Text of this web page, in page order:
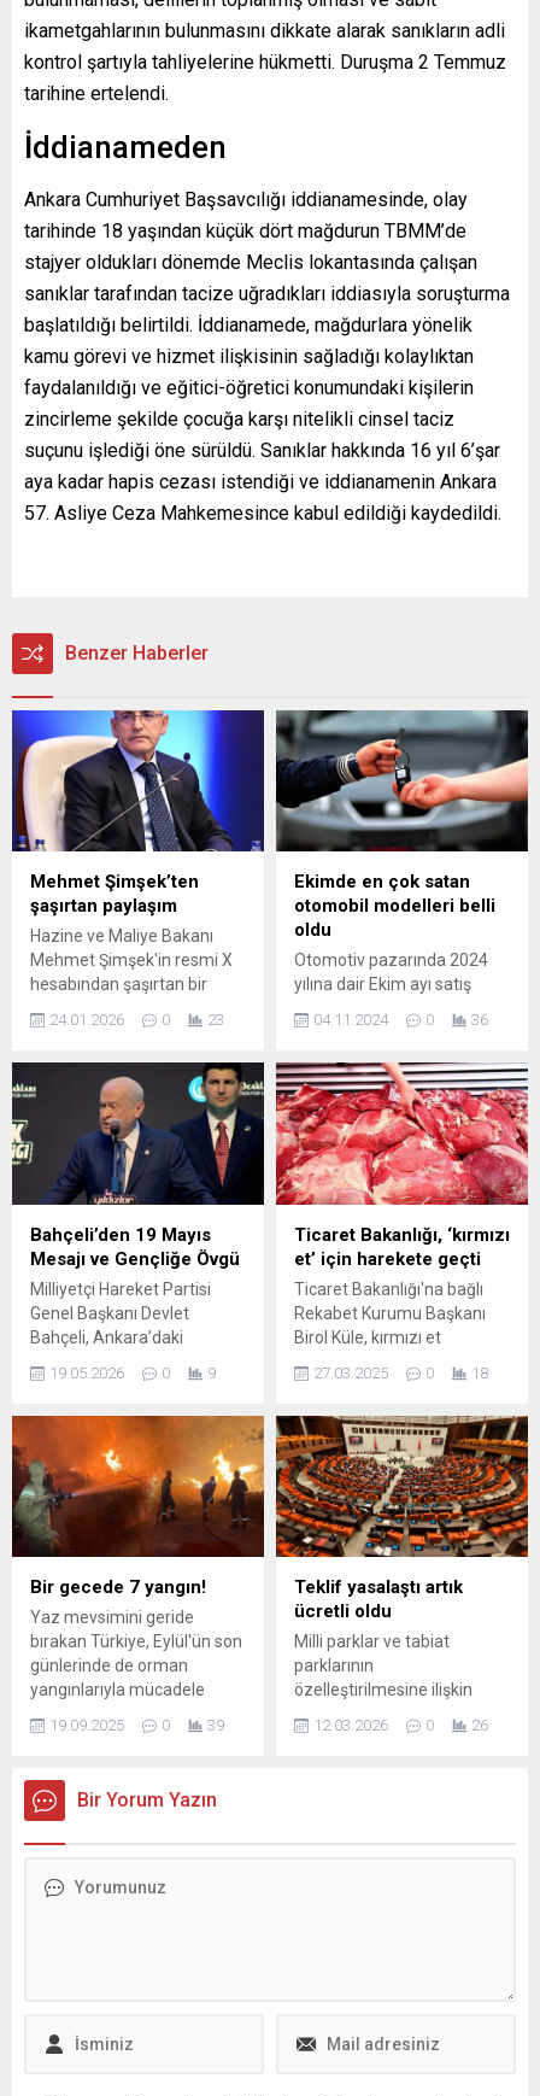
ikametgahlarının bulunmasını dikkate alarak sanıkların adli
kontrol şartıyla tahliyelerine hükmetti. Duruşma 2 Temmuz
tarihine ertelendi.
İddianameden
Ankara Cumhuriyet Başsavcılığı iddianamesinde, olay
tarihinde 18 yaşından küçük dört mağdurun TBMM’de
stajyer oldukları dönemde Meclis lokantasında çalışan
sanıklar tarafından tacize uğradıkları iddiasıyla soruşturma
başlatıldığı belirtildi. İddianamede, mağdurlara yönelik
kamu görevi ve hizmet ilişkisinin sağladığı kolaylıktan
faydalanıldığı ve eğitici-öğretici konumundaki kişilerin
zincirleme şekilde çocuğa karşı nitelikli cinsel taciz
suçunu işlediği öne sürüldü. Sanıklar hakkında 16 yıl 6’şar
aya kadar hapis cezası istendiği ve iddianamenin Ankara
57. Asliye Ceza Mahkemesince kabul edildiği kaydedildi.
Benzer Haberler
Mehmet Şimşek’ten
şaşırtan paylaşım
Hazine ve Maliye Bakanı
Mehmet Şimşek'in resmi X
hesabından şaşırtan bir
paylaşım yapıldı.
24.01.2026 0 23
Ekimde en çok satan
otomobil modelleri belli
oldu
Otomotiv pazarında 2024
yılına dair Ekim ayı satış
rakamlarını keşfedin.
Sektördeki yenilikler,
davranışları hakkında güncel
bilgilerle dolu bu içerik,
otomotiv meraklıları için
vazgeçilmez bir kaynak.
04.11.2024 0 36
Bahçeli’den 19 Mayıs
Mesajı ve Gençliğe Övgü
Milliyetçi Hareket Partisi
Genel Başkanı Devlet
Bahçeli, Ankara’daki
Büyük Kurultayı’nda başladı.
ilgi ve coşku, konuşmasında
gençlere ve milli değerlere
vurgu yapmasını sağladı. 19
Mayıs Atatürk’ü Anma,
Gençlik ve Spor Bayramı’nı
kutlayarak sözlerine
başlayan Bahçeli, gençliğe
olan güvenini ve ülkücü
hareketin direncini anlattı.
Konuşmasında şu...
19.05.2026 0 9
Ticaret Bakanlığı, ‘kırmızı
et’ için harekete geçti
Ticaret Bakanlığı'na bağlı
Rekabet Kurumu Başkanı
Birol Küle, kırmızı et
sayıda inceleme
önemli bulgular elde
ettiklerini belirterek,
"Rekabeti ihlal eden
teşebbüslere kanunumuzun
Rekabet Kuruluna verdiği
yetkiye dayanarak cirolarının
yüzde 10'u tutarında idari
para cezası vereceğiz." dedi.
27.03.2025 0 18
Bir gecede 7 yangın!
Yaz mevsimini geride
bırakan Türkiye, Eylül'ün son
günlerinde de orman
yangınlarıyla mücadele
etmeye devam ediyor. Aynı
gece içinde Isparta, Antalya,
farklı noktasında yangın
çıktı.
19.09.2025 0 39
Teklif yasalaştı artık
ücretli oldu
Milli parklar ve tabiat
parklarının
özelleştirilmesine ilişkin
kanun teklifi Türkiye Büyük
Millet Meclisi'nde kabule
12.03.2026 0 26
Bir Yorum Yazın